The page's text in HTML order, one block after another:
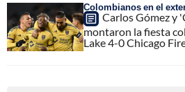
Colombianos en el
Carlos Gómez y
montaron la fiesta
Lake 4-0 Chicago